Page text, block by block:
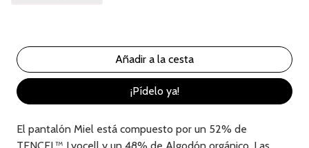
¡Pídelo ya!
El pantalón Miel está compuesto por un 52% de
TENCEL™ Lyocell y un 48% de Algodón orgánico. Las